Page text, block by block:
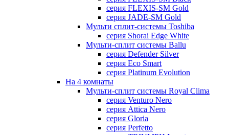
серия FLEXIS-SM Gold
серия JADE-SM Gold
Мульти сплит-системы Toshiba
серия Shorai Edge White
Мульти-сплит системы Ballu
серия Defender Silver
серия Eco Smart
серия Platinum Evolution
На 4 комнаты
Мульти-сплит системы Royal Clima
серия Venturo Nero
серия Attica Nero
серия Gloria
серия Perfetto